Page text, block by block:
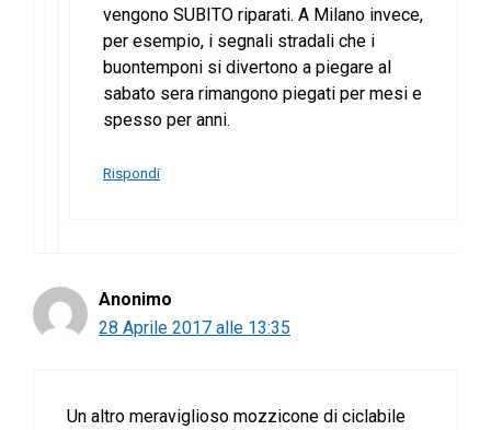
vengono SUBITO riparati. A Milano invece,
per esempio, i segnali stradali che i
buontemponi si divertono a piegare al
sabato sera rimangono piegati per mesi e
spesso per anni.
Rispondi
Anonimo
28 Aprile 2017 alle 13:35
Un altro meraviglioso mozzicone di ciclabile